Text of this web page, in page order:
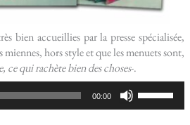
bien accueillies par la presse spécialisée,
hors style et que les menuets sont,
ce qui rachète bien des choses-.
00:00